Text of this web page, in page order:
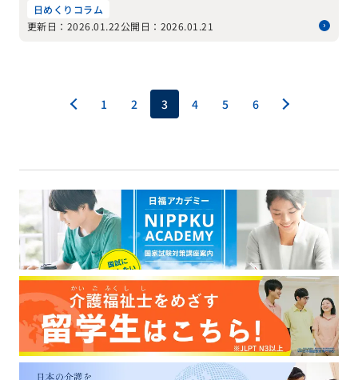
日めくりコラム
更新日：2026.01.22公開日：2026.01.21
1 2 3 4 5 6